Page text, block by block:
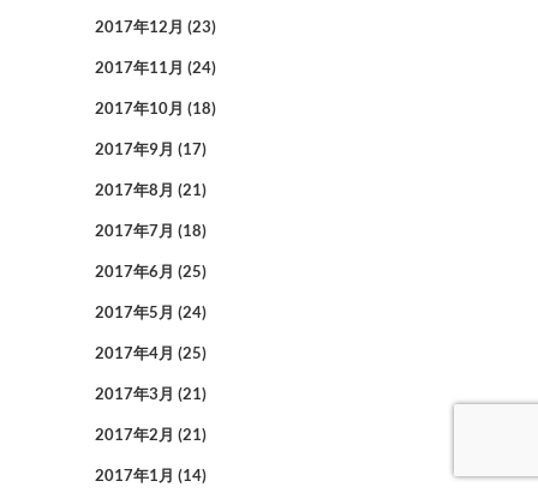
2017年12月 (23)
2017年11月 (24)
2017年10月 (18)
2017年9月 (17)
2017年8月 (21)
2017年7月 (18)
2017年6月 (25)
2017年5月 (24)
2017年4月 (25)
2017年3月 (21)
2017年2月 (21)
2017年1月 (14)